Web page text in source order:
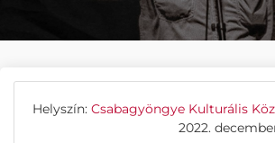
Helyszín: Csabagyöngye Kulturális
2022.